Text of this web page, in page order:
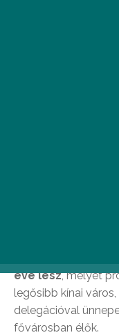
éve lesz, melyet
legősibb kínai
delegációval
fővárosban élők.